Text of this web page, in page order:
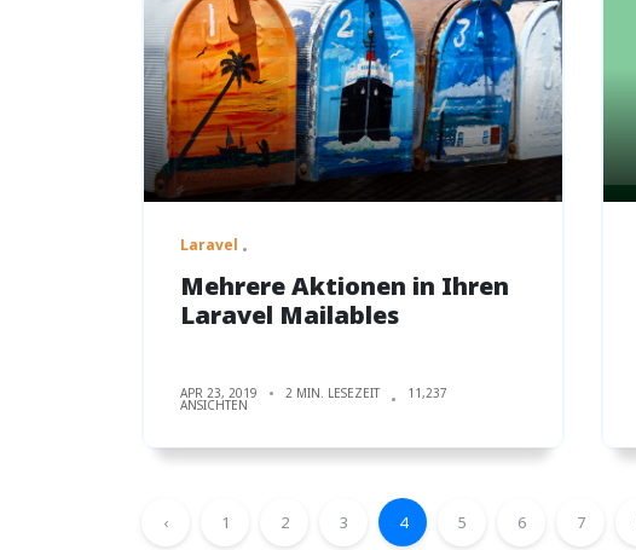
Laravel
Mehrere Aktionen in Ihren
Laravel Mailables
APR 23, 2019 2 MIN. LESEZEIT 11,237
ANSICHTEN
‹ 1 2 3 4 5 6 7